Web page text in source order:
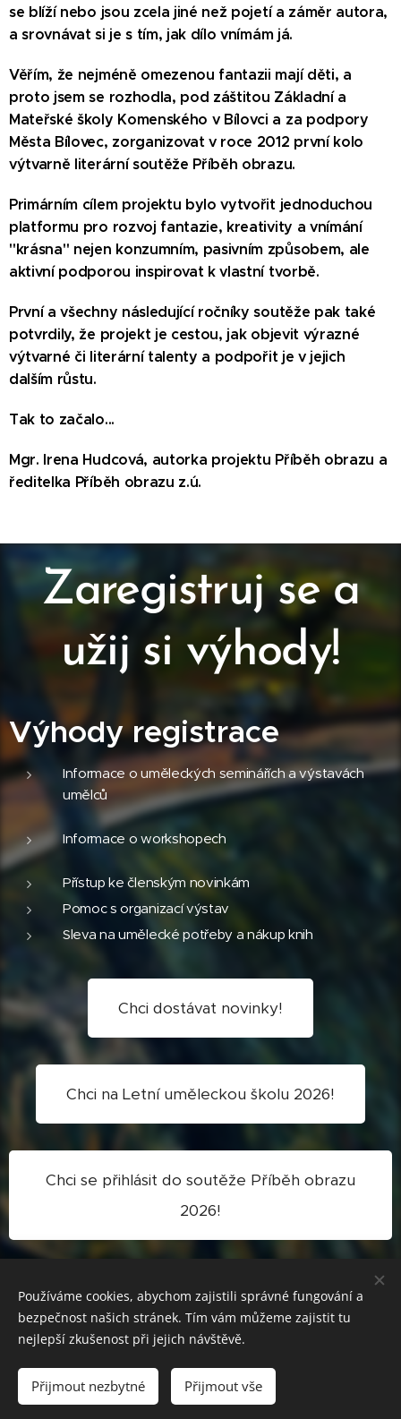
se blíží nebo jsou zcela jiné než pojetí a záměr autora,
a srovnávat si je s tím, jak dílo vnímám já.
Věřím, že nejméně omezenou fantazii mají děti, a
proto jsem se rozhodla, pod záštitou Základní a
Mateřské školy Komenského v Bílovci a za podpory
Města Bílovec, zorganizovat v roce 2012 první kolo
výtvarně literární soutěže Příběh obrazu.
Primárním cílem projektu bylo vytvořit jednoduchou
platformu pro rozvoj fantazie, kreativity a vnímání
"krásna" nejen konzumním, pasivním způsobem, ale
aktivní podporou inspirovat k vlastní tvorbě.
První a všechny následující ročníky soutěže pak také
potvrdily, že projekt je cestou, jak objevit výrazné
výtvarné či literární talenty a podpořit je v jejich
dalším růstu.
Tak to začalo...
Mgr. Irena Hudcová, autorka projektu Příběh obrazu a
ředitelka Příběh obrazu z.ú.
Zaregistruj se a
užij si výhody!
Výhody registrace
Informace o uměleckých seminářích a výstavách
umělců
Informace o workshopech
Přístup ke členským novinkám
Pomoc s organizací výstav
Sleva na umělecké potřeby a nákup knih
Chci dostávat novinky!
Chci na Letní uměleckou školu 2026!
Chci se přihlásit do soutěže Příběh obrazu
2026!
Chci být partnerem společensky
odpovědného projektu Příběh obrazu!
Vytvořeno službou Webnode Cookies
Používáme cookies, abychom zajistili správné fungování a
bezpečnost našich stránek. Tím vám můžeme zajistit tu
nejlepší zkušenost při jejich návštěvě.
Přijmout nezbytné Přijmout vše